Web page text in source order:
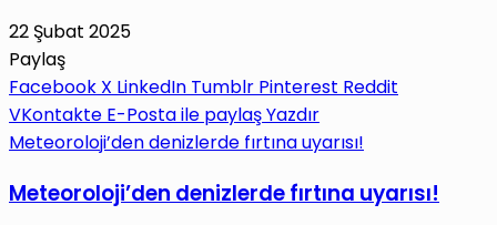
22 Şubat 2025
Paylaş
Facebook X LinkedIn Tumblr Pinterest Reddit
VKontakte E-Posta ile paylaşYazdır
Meteoroloji’den denizlerde fırtına uyarısı!
Meteoroloji’den denizlerde fırtına uyarısı!